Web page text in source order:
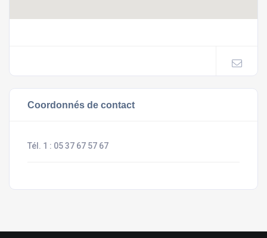
Coordonnés de contact
Tél. 1 : 05 37 67 57 67